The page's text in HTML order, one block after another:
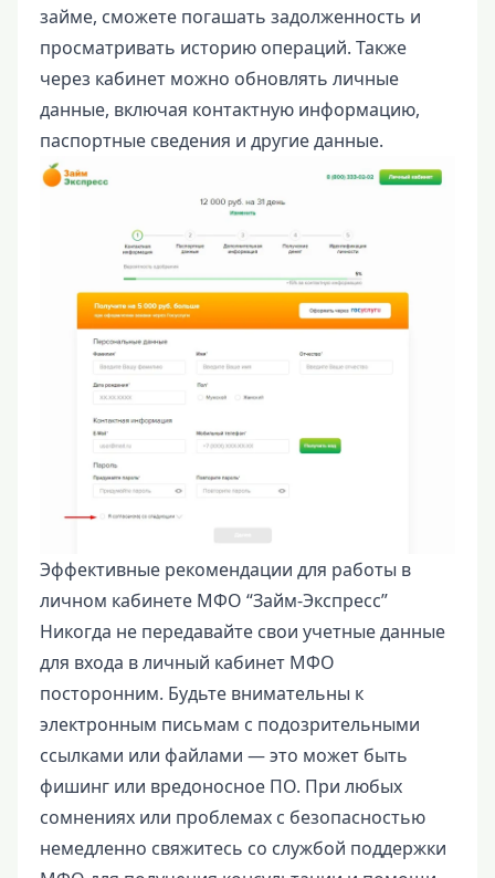
займе, сможете погашать задолженность и
просматривать историю операций. Также
через кабинет можно обновлять личные
данные, включая контактную информацию,
паспортные сведения и другие данные.
Эффективные рекомендации для работы в
личном кабинете МФО “Займ-Экспресс”
Никогда не передавайте свои учетные данные
для входа в личный кабинет МФО
посторонним. Будьте внимательны к
электронным письмам с подозрительными
ссылками или файлами — это может быть
фишинг или вредоносное ПО. При любых
сомнениях или проблемах с безопасностью
немедленно свяжитесь со службой поддержки